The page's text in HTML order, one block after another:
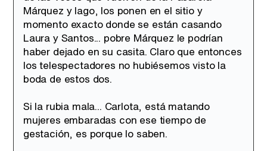
Márquez y Iago, los ponen en el sitio y
momento exacto donde se están casando
Laura y Santos... pobre Márquez le podrían
haber dejado en su casita. Claro que entonces
los telespectadores no hubiésemos visto la
boda de estos dos.
Si la rubia mala... Carlota, está matando
mujeres embaradas con ese tiempo de
gestación, es porque lo saben.